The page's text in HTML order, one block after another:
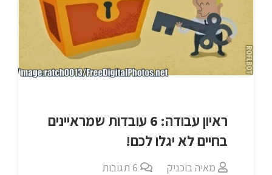
ראיון עבודה: 6 עובדות שמראיינים
בחיים לא יגלו לכם!
מאיה בוכניק 6 תגובות